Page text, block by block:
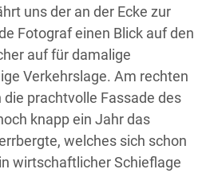
uns der an der Ecke zur
Fotograf einen Blick auf den
auf für damalige
Verkehrslage. Am rechten
prachtvolle Fassade des
knapp ein Jahr das
welches sich schon
wirtschaftlicher Schieflage